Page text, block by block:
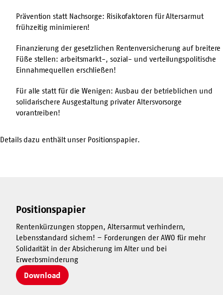
Prävention statt Nachsorge: Risikofaktoren für Altersarmut
frühzeitig minimieren!
Finanzierung der gesetzlichen Rentenversicherung auf breitere
Füße stellen: arbeitsmarkt-, sozial- und verteilungspolitische
Einnahmequellen erschließen!
Für alle statt für die Wenigen: Ausbau der betrieblichen und
solidarischere Ausgestaltung privater Altersvorsorge
vorantreiben!
Details dazu enthält unser Positionspapier.
Positionspapier
Rentenkürzungen stoppen, Altersarmut verhindern,
Lebensstandard sichern! – Forderungen der AWO für mehr
Solidarität in der Absicherung im Alter und bei
Erwerbsminderung
Download